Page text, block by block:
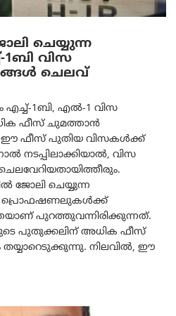
ചെയ്യുന്ന
1ബി വിസ
ചെലവ്
എച്ച്-1ബി, എൽ-1 വിസ
ഫീസ് ചുമത്താൻ
ഈ ഫീസ് പുതിയ വിസകൾക്ക്
നടപ്പിലാക്കിയാൽ, വിസ
ജോലി ചെയ്യുന്ന
പ്രൊഫഷണലുകൾക്ക്
പുറത്തുവന്നിരിക്കുന്നത്.
പുതുക്കലിന് അധിക ഫീസ്
നിലവിൽ, ഈ